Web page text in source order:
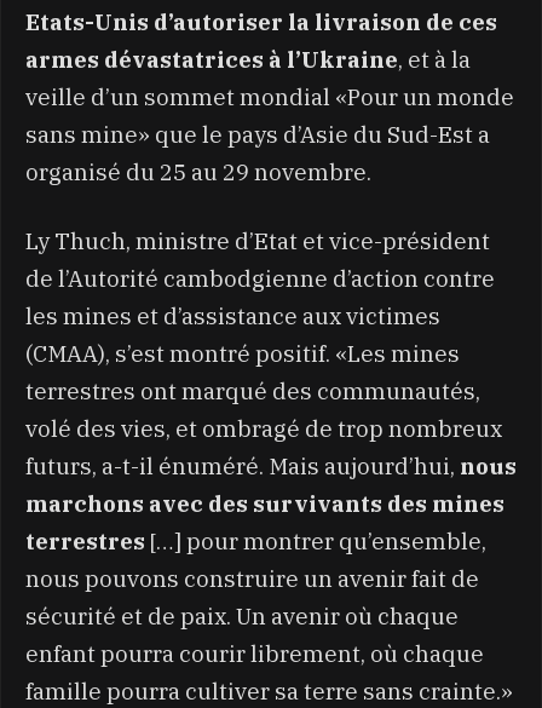
Etats-Unis d’autoriser la livraison de ces
armes dévastatrices à l’Ukraine, et à la
veille d’un sommet mondial «Pour un monde
sans mine» que le pays d’Asie du Sud-Est a
organisé du 25 au 29 novembre.
Ly Thuch, ministre d’Etat et vice-président
de l’Autorité cambodgienne d’action contre
les mines et d’assistance aux victimes
(CMAA), s’est montré positif. «Les mines
terrestres ont marqué des communautés,
volé des vies, et ombragé de trop nombreux
futurs, a-t-il énuméré. Mais aujourd’hui, nous
marchons avec des survivants des mines
terrestres […] pour montrer qu’ensemble,
nous pouvons construire un avenir fait de
sécurité et de paix. Un avenir où chaque
enfant pourra courir librement, où chaque
famille pourra cultiver sa terre sans crainte.»